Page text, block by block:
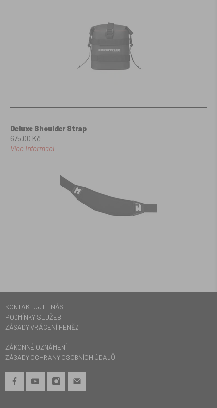
Deluxe Shoulder Strap
675,00 Kč
Více informací
KONTAKTUJTE NÁS
PODMÍNKY SLUŽEB
ZÁSADY VRÁCENÍ PENĚZ
ZÁKONNÉ OZNÁMENÍ
ZÁSADY OCHRANY OSOBNÍCH ÚDAJŮ